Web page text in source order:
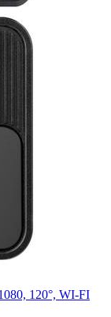
120°, WI-FI